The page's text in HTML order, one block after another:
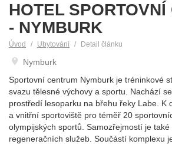
HOTEL SPORTOVNÍ
- NYMBURK
Úvod Ubytování Detail článku
Nymburk
Sportovní centrum Nymburk je tréninkové
svazu tělesné výchovy a sportu. Nachází
prostředí lesoparku na břehu řeky Labe. K
a vnitřní sportoviště pro téměř 20
olympijských sportů. Samozřejmostí je také
regeneračních služeb. Součástí komplexu